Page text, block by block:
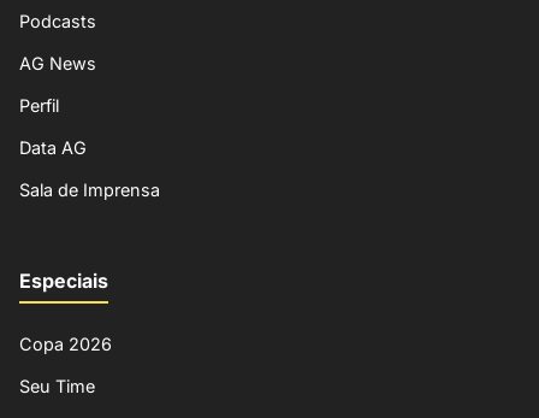
Podcasts
AG News
Perfil
Data AG
Sala de Imprensa
Especiais
Copa 2026
Seu Time